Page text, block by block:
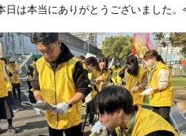
は本当にありがとうございました。